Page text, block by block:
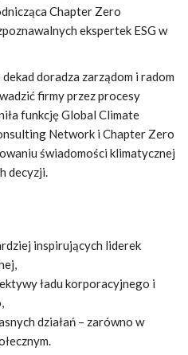
Chapter Zero
ekspertek ESG w
doradza zarządom i radom
firmy przez procesy
funkcję Global Climate
Network i Chapter Zero
świadomości klimatycznej
decyzji.
inspirujących liderek
ładu korporacyjnego i
działań – zarówno w